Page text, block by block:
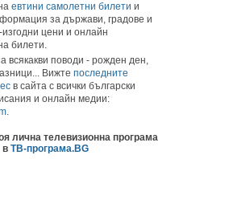
евтини самолетни билети и
за държави, градове и
цени и онлайн
билети.
всякакви поводи - рожден ден,
Вижте последните
в сайта с всички български
и онлайн медии:
.
лична телевизионна програма
в ТВ-програма.BG